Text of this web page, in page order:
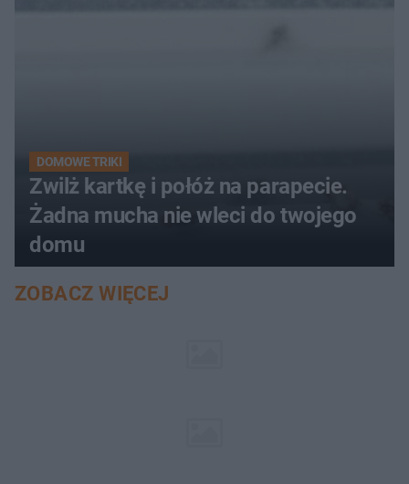
DOMOWE TRIKI
Zwilż kartkę i połóż na parapecie.
Żadna mucha nie wleci do twojego
domu
ZOBACZ WIĘCEJ